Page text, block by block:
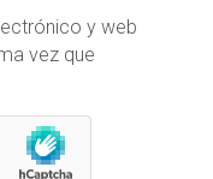
y web
vez que